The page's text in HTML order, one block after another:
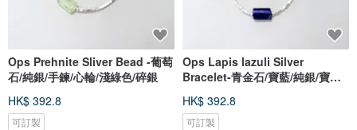
Ops Prehnite Sliver Bead -葡萄
石/純銀/手鍊/心輪/淺綠色/碎銀
HK$ 392.8
可訂製
Ops Lapis lazuli Silver
Bracelet-青金石/寶藍/純銀/寶石/
HK$ 392.8
可訂製